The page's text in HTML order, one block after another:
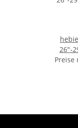
26"-
Preise